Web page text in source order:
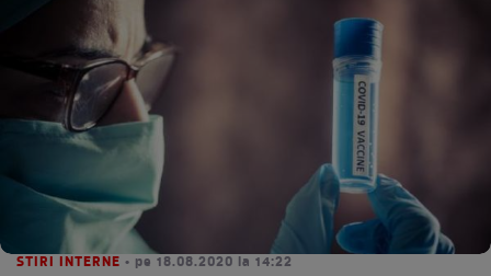
STIRI INTERNE • pe 18.08.2020 la 14:22